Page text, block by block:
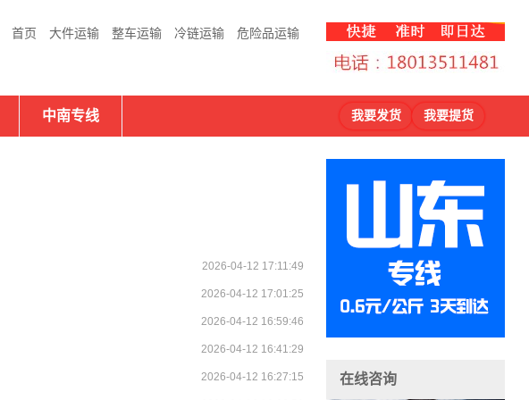
首页 大件运输 整车运输 冷链运输 危险品运输
中南专线 我要发货 我要提货
2026-04-12 17:11:49
2026-04-12 17:01:25
2026-04-12 16:59:46
2026-04-12 16:41:29
2026-04-12 16:27:15 在线咨询